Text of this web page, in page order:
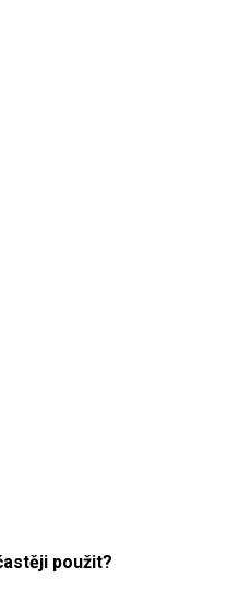
použit?